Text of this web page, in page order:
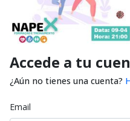
Accede a tu
¿Aún no tienes una cuenta?
Email